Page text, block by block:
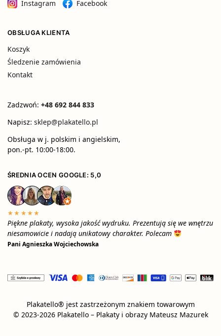
Instagram Facebook
OBSŁUGA KLIENTA
Koszyk
Śledzenie zamówienia
Kontakt
Zadzwoń: +48 692 844 833
Napisz: sklep@plakatello.pl
Obsługa w j. polskim i angielskim,
pon.-pt. 10:00-18:00.
ŚREDNIA OCEN GOOGLE: 5,0
★★★★★
Piękne plakaty, wysoka jakość wydruku. Prezentują się we wnętrzu
niesamowicie i nadają unikatowy charakter. Polecam
Pani Agnieszka Wojciechowska
Plakatello® jest zastrzeżonym znakiem towarowym
© 2023-2026 Plakatello – Plakaty i obrazy Mateusz Mazurek